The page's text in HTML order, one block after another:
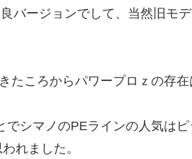
バージョンでして、当然旧モ
ころからパワープロｚの存在
でシマノのPEラインの人気は
れました。